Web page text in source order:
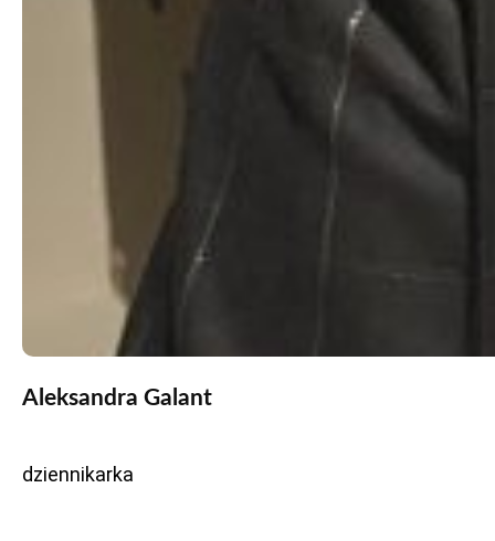
Aleksandra Galant
dziennikarka